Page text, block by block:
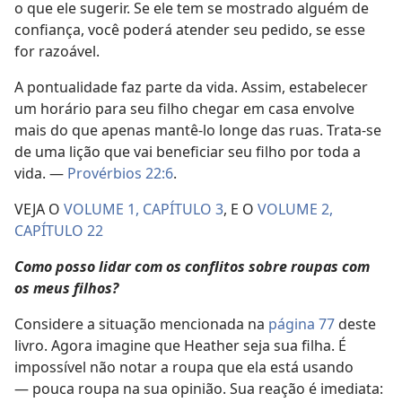
o que ele sugerir. Se ele tem se mostrado alguém de
confiança, você poderá atender seu pedido, se esse
for razoável.
A pontualidade faz parte da vida. Assim, estabelecer
um horário para seu filho chegar em casa envolve
mais do que apenas mantê-lo longe das ruas. Trata-se
de uma lição que vai beneficiar seu filho por toda a
vida. — Provérbios 22:6.
VEJA O VOLUME 1, CAPÍTULO 3, E O VOLUME 2,
CAPÍTULO 22
Como posso lidar com os conflitos sobre roupas com
os meus filhos?
Considere a situação mencionada na página 77deste
livro. Agora imagine que Heather seja sua filha. É
impossível não notar a roupa que ela está usando
— pouca roupa na sua opinião. Sua reação é imediata: